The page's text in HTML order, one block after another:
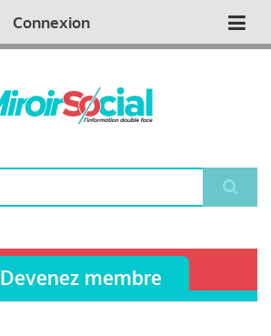
Connexion
Devenez membre